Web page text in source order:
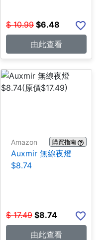
$ 10.99 $6.48
由此查看
Amazon 購買指南
Auxmir 無線夜燈
$8.74
$ 17.49 $8.74
由此查看